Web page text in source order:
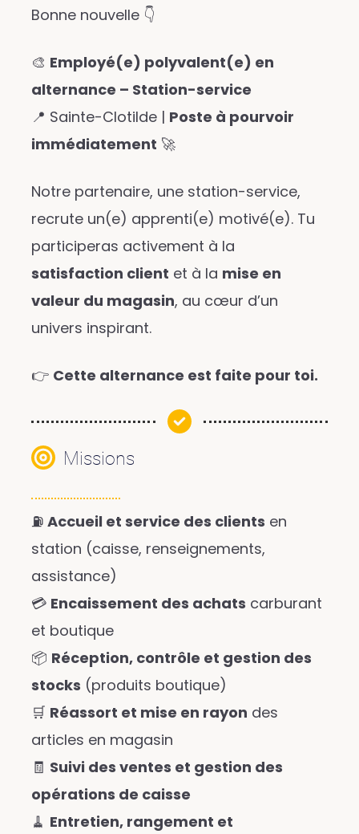
Bonne nouvelle 👇
🎨 Employé(e) polyvalent(e) en
alternance – Station-service
📍 Sainte-Clotilde | Poste à pourvoir
immédiatement 🚀
Notre partenaire, une station-service,
recrute un(e) apprenti(e) motivé(e). Tu
participeras activement à la
satisfaction client et à la mise en
valeur du magasin, au cœur d’un
univers inspirant.
👉 Cette alternance est faite pour toi.
Missions
⛽ Accueil et service des clients en
station (caisse, renseignements,
assistance)
💳 Encaissement des achats carburant
et boutique
📦 Réception, contrôle et gestion des
stocks (produits boutique)
🛒 Réassort et mise en rayon des
articles en magasin
🧾 Suivi des ventes et gestion des
opérations de caisse
🧹 Entretien, rangement et